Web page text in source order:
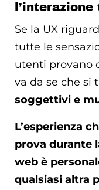
Se la UX
tutte le
utenti provano
va da se che si
soggettivi e
L’esperienza
prova durante
web è
qualsiasi altra